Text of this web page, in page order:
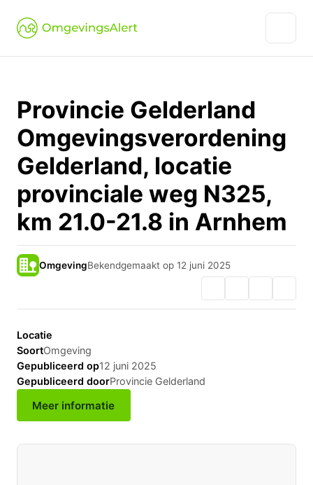
Provincie Gelderland
Omgevingsverordening
Gelderland, locatie
provinciale weg N325,
km 21.0-21.8 in Arnhem
OmgevingBekendgemaakt op 12 juni 2025
Locatie
SoortOmgeving
Gepubliceerd op12 juni 2025
Gepubliceerd doorProvincie Gelderland
Meer informatie